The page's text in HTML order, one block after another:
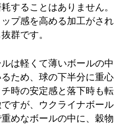
することはありません。
プ感を高める加工がされ
群です。
は軽くて薄いボールの中
ため、球の下半分に重心
時の安定感と落下時も転
すが、ウクライナボール
めなボールの中に、穀物